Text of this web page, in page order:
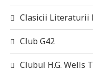
Clasicii Literaturii
Club G42
Clubul H.G. Wells